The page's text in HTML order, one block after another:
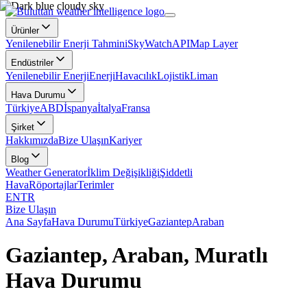
Ürünler
Yenilenebilir Enerji TahminiSkyWatchAPIMap Layer
Endüstriler
Yenilenebilir EnerjiEnerjiHavacılıkLojistikLiman
Hava Durumu
TürkiyeABDİspanyaİtalyaFransa
Şirket
HakkımızdaBize UlaşınKariyer
Blog
Weather Generatorİklim DeğişikliğiŞiddetli
HavaRöportajlarTerimler
ENTR
Bize Ulaşın
Ana SayfaHava DurumuTürkiyeGaziantepAraban
Gaziantep, Araban, Muratlı
Hava Durumu